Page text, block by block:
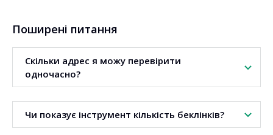
Поширені питання
Скільки адрес я можу перевірити
одночасно?
Ви можете перевірити до 1000 URL-адрес або доменів
в одному аналізі.
Чи показує інструмент кількість беклінків?